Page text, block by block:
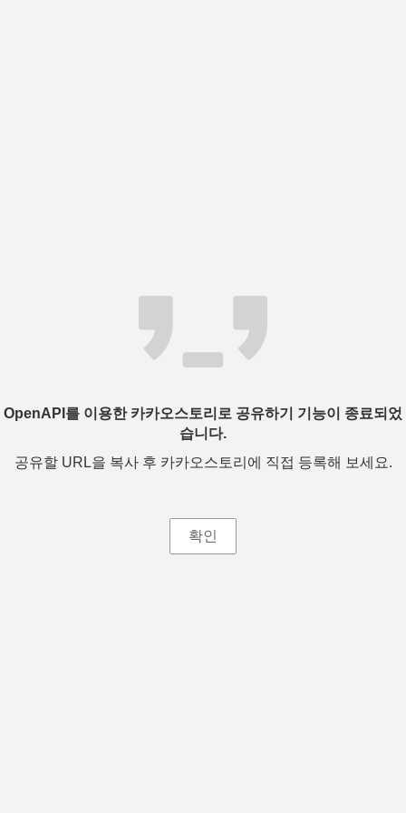
OpenAPI를 이용한 카카오스토리로 공유하기 기능이 종료되었
습니다.
공유할 URL을 복사 후 카카오스토리에 직접 등록해 보세요.
확인